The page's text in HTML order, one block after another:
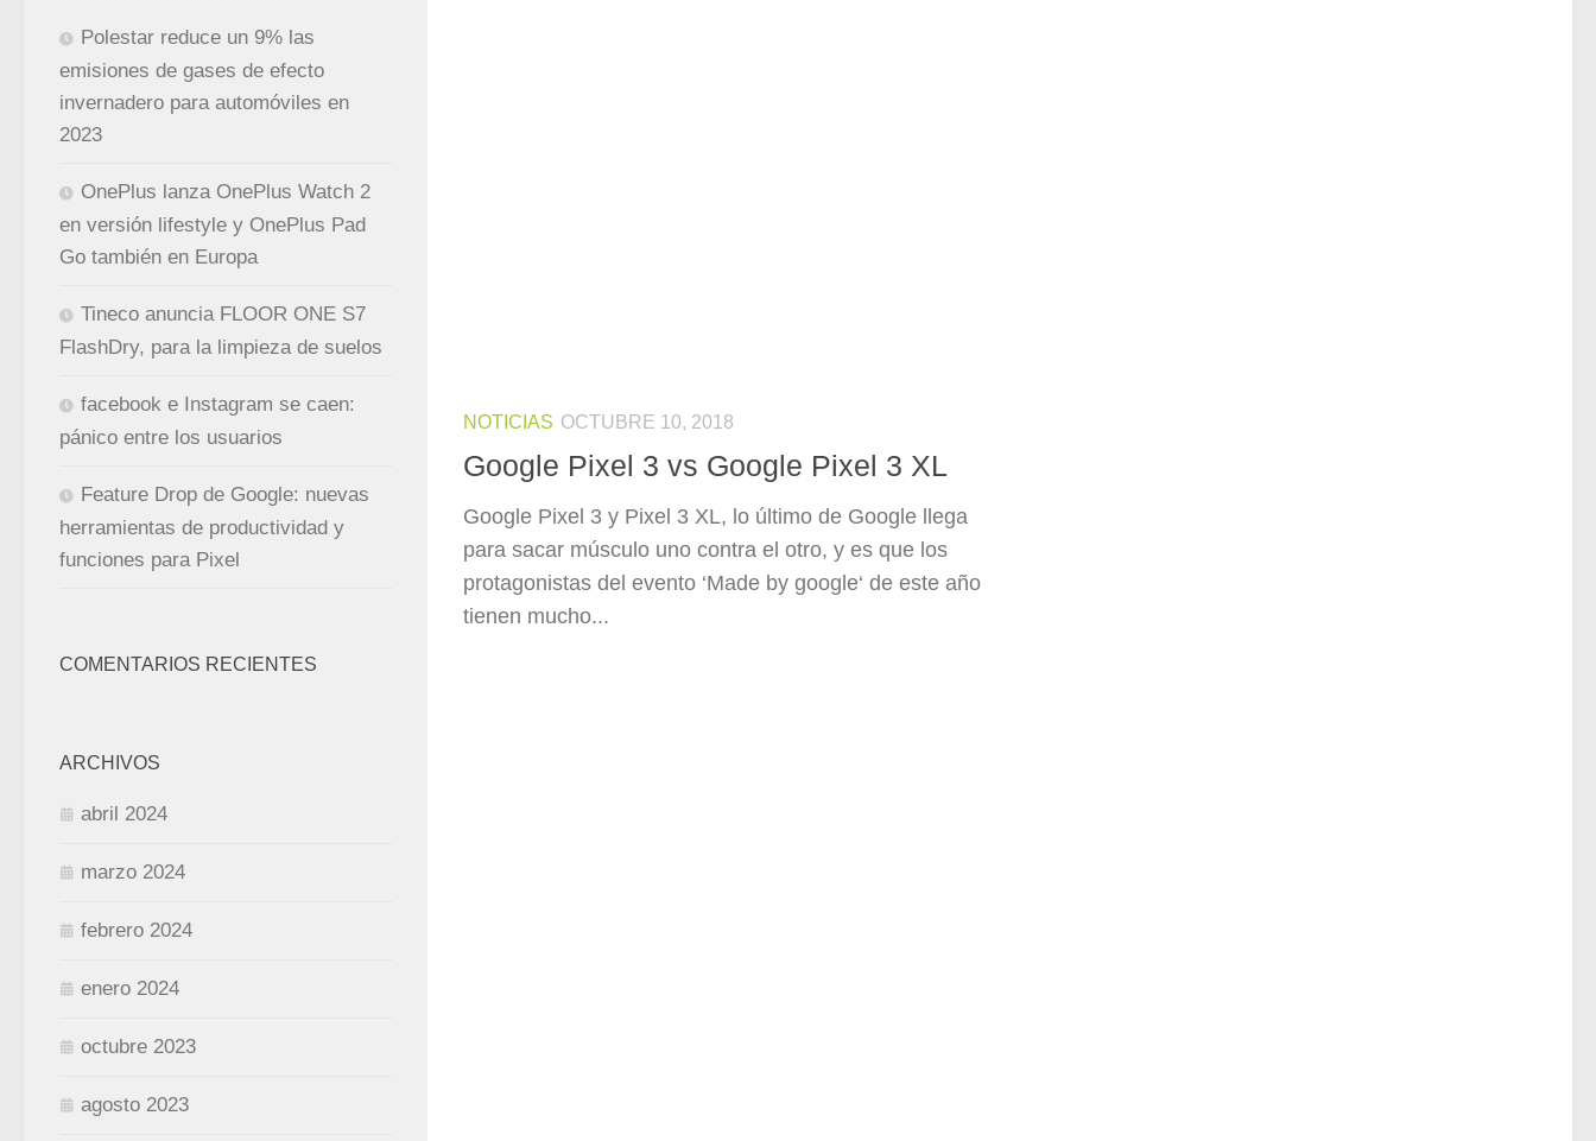
NOTICIAS OCTUBRE 10, 2018
Google Pixel 3 vs Google Pixel 3 XL
Google Pixel 3 y Pixel 3 XL, lo último de Google llega
para sacar músculo uno contra el otro, y es que los
protagonistas del evento ‘Made by google‘ de este año
tienen mucho...
Polestar reduce un 9% las
emisiones de gases de efecto
invernadero para automóviles en
2023
OnePlus lanza OnePlus Watch 2
en versión lifestyle y OnePlus Pad
Go también en Europa
Tineco anuncia FLOOR ONE S7
FlashDry, para la limpieza de suelos
facebook e Instagram se caen:
pánico entre los usuarios
Feature Drop de Google: nuevas
herramientas de productividad y
funciones para Pixel
COMENTARIOS RECIENTES
ARCHIVOS
abril 2024
marzo 2024
febrero 2024
enero 2024
octubre 2023
agosto 2023